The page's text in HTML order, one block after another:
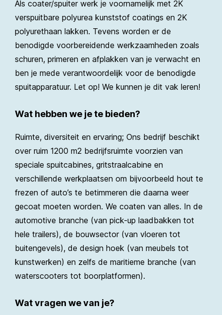
Als coater/spuiter werk je voornamelijk met 2K
verspuitbare polyurea kunststof coatings en 2K
polyurethaan lakken. Tevens worden er de
benodigde voorbereidende werkzaamheden zoals
schuren, primeren en afplakken van je verwacht en
ben je mede verantwoordelijk voor de benodigde
spuitapparatuur. Let op! We kunnen je dit vak leren!
Wat hebben we je te bieden?
Ruimte, diversiteit en ervaring; Ons bedrijf beschikt
over ruim 1200 m2 bedrijfsruimte voorzien van
speciale spuitcabines, gritstraalcabine en
verschillende werkplaatsen om bijvoorbeeld hout te
frezen of auto’s te betimmeren die daarna weer
gecoat moeten worden. We coaten van alles. In de
automotive branche (van pick-up laadbakken tot
hele trailers), de bouwsector (van vloeren tot
buitengevels), de design hoek (van meubels tot
kunstwerken) en zelfs de maritieme branche (van
waterscooters tot boorplatformen).
Wat vragen we van je?